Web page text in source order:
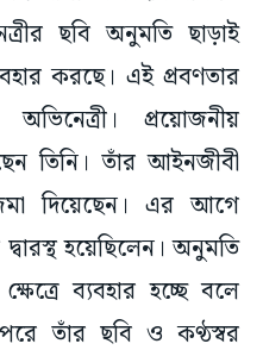
ছবি অনুমতি ছাড়াই
করছে। এই প্রবণতার
প্রয়োজনীয়
তিনি। তাঁর আইনজীবী
দিয়েছেন। এর আগে
হয়েছিলেন। অনুমতি
ব্যবহার হচ্ছে বলে
তাঁর ছবি ও কণ্ঠস্বর